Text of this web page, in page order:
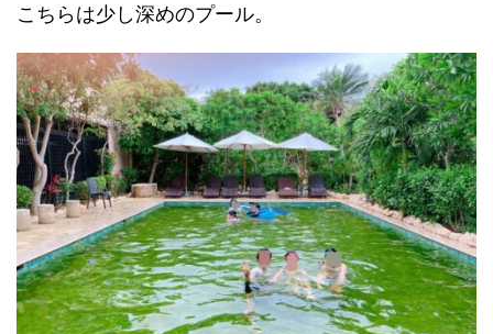
こちらは少し深めのプール。